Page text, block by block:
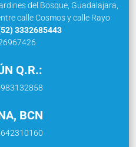
del Bosque, Guadalajara,
calle Cosmos y calle Rayo
3332685443
Q.R.:
BCN